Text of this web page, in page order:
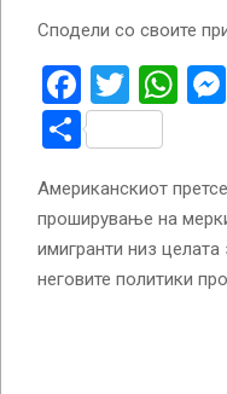
Сподели со своите
Share
Американскиот
проширување на
имигранти низ целата
неговите политики